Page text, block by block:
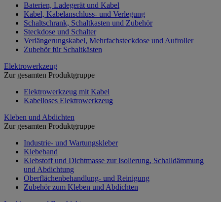
Baterien, Ladegerät und Kabel
Kabel, Kabelanschluss- und Verlegung
Schaltschrank, Schaltkasten und Zubehör
Steckdose und Schalter
Verlängerungskabel, Mehrfachsteckdose und Aufroller
Zubehör für Schaltkästen
Elektrowerkzeug
Zur gesamten Produktgruppe
Elektrowerkzeug mit Kabel
Kabelloses Elektrowerkzeug
Kleben und Abdichten
Zur gesamten Produktgruppe
Industrie- und Wartungskleber
Klebeband
Klebstoff und Dichtmasse zur Isolierung, Schalldämmung
und Abdichtung
Oberflächenbehandlung- und Reinigung
Zubehör zum Kleben und Abdichten